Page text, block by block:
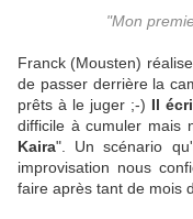
"Mon
Franck (Mousten)
de passer derrière la
prêts à le juger ;-) Il
difficile à cumuler mais
Kaira". Un scénario
improvisation nous
faire après tant de mois